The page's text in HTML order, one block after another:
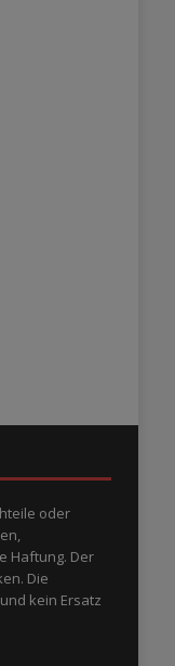
oder
Haftung. Der
Die
kein Ersatz